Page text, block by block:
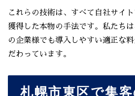
これらの技術は、すべて自社サイ
獲得した本物の手法です。私たち
の企業様でも導入しやすい適正な
だわっています。